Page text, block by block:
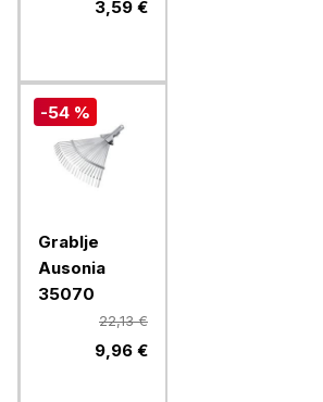
3,59 €
-54 %
Grablje
Ausonia
35070
22,13 €
9,96 €